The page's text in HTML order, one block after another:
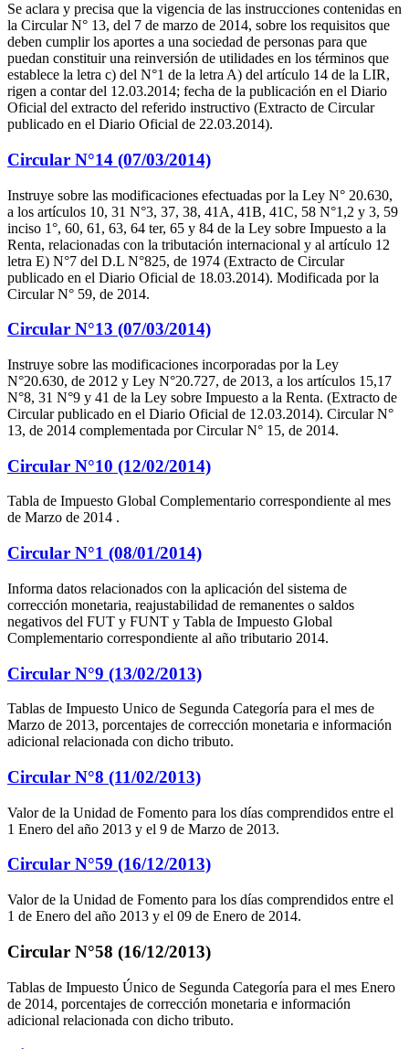
Se aclara y precisa que la vigencia de las instrucciones contenidas en
la Circular N° 13, del 7 de marzo de 2014, sobre los requisitos que
deben cumplir los aportes a una sociedad de personas para que
puedan constituir una reinversión de utilidades en los términos que
establece la letra c) del N°1 de la letra A) del artículo 14 de la LIR,
rigen a contar del 12.03.2014; fecha de la publicación en el Diario
Oficial del extracto del referido instructivo (Extracto de Circular
publicado en el Diario Oficial de 22.03.2014).
Circular N°14 (07/03/2014)
Instruye sobre las modificaciones efectuadas por la Ley N° 20.630,
a los artículos 10, 31 N°3, 37, 38, 41A, 41B, 41C, 58 N°1,2 y 3, 59
inciso 1°, 60, 61, 63, 64 ter, 65 y 84 de la Ley sobre Impuesto a la
Renta, relacionadas con la tributación internacional y al artículo 12
letra E) N°7 del D.L N°825, de 1974 (Extracto de Circular
publicado en el Diario Oficial de 18.03.2014). Modificada por la
Circular N° 59, de 2014.
Circular N°13 (07/03/2014)
Instruye sobre las modificaciones incorporadas por la Ley
N°20.630, de 2012 y Ley N°20.727, de 2013, a los artículos 15,17
N°8, 31 N°9 y 41 de la Ley sobre Impuesto a la Renta. (Extracto de
Circular publicado en el Diario Oficial de 12.03.2014). Circular N°
13, de 2014 complementada por Circular N° 15, de 2014.
Circular N°10 (12/02/2014)
Tabla de Impuesto Global Complementario correspondiente al mes
de Marzo de 2014 .
Circular N°1 (08/01/2014)
Informa datos relacionados con la aplicación del sistema de
corrección monetaria, reajustabilidad de remanentes o saldos
negativos del FUT y FUNT y Tabla de Impuesto Global
Complementario correspondiente al año tributario 2014.
Circular N°9 (13/02/2013)
Tablas de Impuesto Unico de Segunda Categoría para el mes de
Marzo de 2013, porcentajes de corrección monetaria e información
adicional relacionada con dicho tributo.
Circular N°8 (11/02/2013)
Valor de la Unidad de Fomento para los días comprendidos entre el
1 Enero del año 2013 y el 9 de Marzo de 2013.
Circular N°59 (16/12/2013)
Valor de la Unidad de Fomento para los días comprendidos entre el
1 de Enero del año 2013 y el 09 de Enero de 2014.
Circular N°58 (16/12/2013)
Tablas de Impuesto Único de Segunda Categoría para el mes Enero
de 2014, porcentajes de corrección monetaria e información
adicional relacionada con dicho tributo.